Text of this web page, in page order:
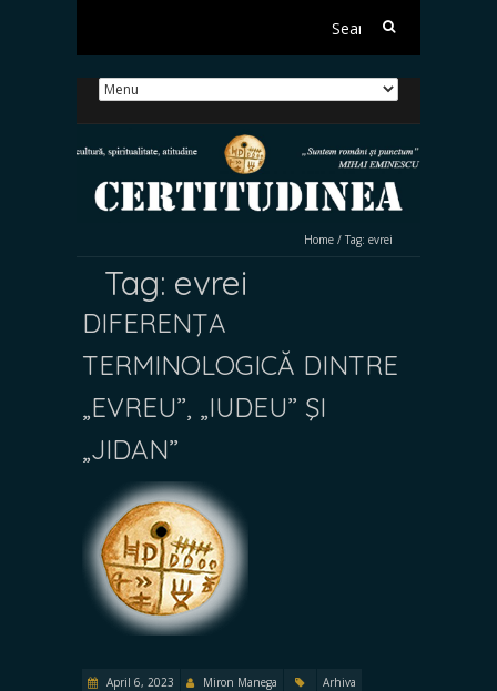
Search
Home / Tag: evrei
Tag: evrei
DIFERENŢA
TERMINOLOGICĂ DINTRE
„EVREU”, „IUDEU” ŞI
„JIDAN”
April 6, 2023 Miron Manega
Arhiva